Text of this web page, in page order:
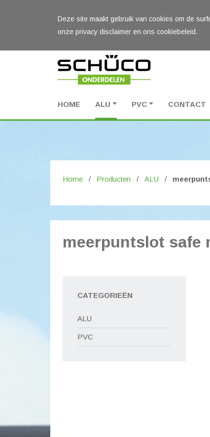
Deze site maakt gebruik van cookies om de
onze privacy disclaimer en ons cookiebeleid.
HOME ALU PVC CONTACT
Home / Producten / ALU /
meerpuntslot safe
CATEGORIEËN
ALU
PVC